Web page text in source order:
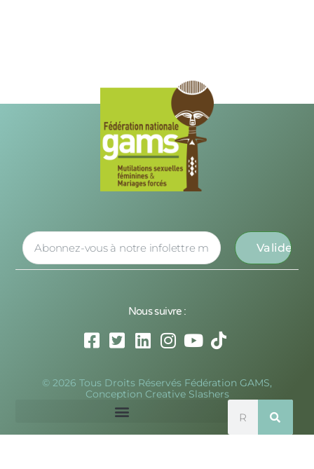
Nous suivre :
© 2026 Tous Droits Réservés Fédération GAMS,
Conception Creative Slashers